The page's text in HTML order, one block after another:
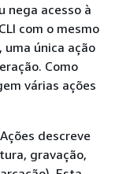
nega acesso à
com o mesmo
uma única ação
Como
várias ações
descreve
gravação,